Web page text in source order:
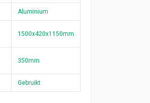
Aluminium
1500x420x1150mm
350mm
Gebruikt